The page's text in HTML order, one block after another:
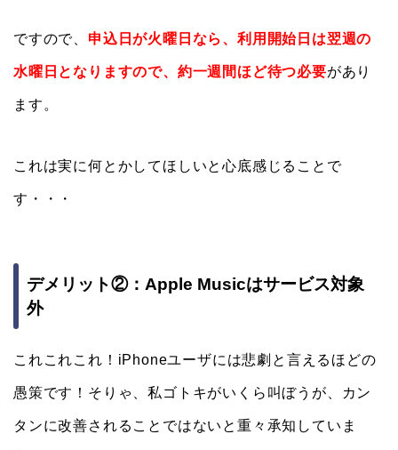
ですので、 申込日が火曜日なら、利用開始日は翌週の
水曜日となりますので、約一週間ほど待つ必要があり
ます。
これは実に何とかしてほしいと心底感じることで
す・・・
デメリット②：Apple Musicはサービス対象
外
これこれこれ！iPhoneユーザには悲劇と言えるほどの
愚策です！そりゃ、私ゴトキがいくら叫ぼうが、カン
タンに改善されることではないと重々承知していま